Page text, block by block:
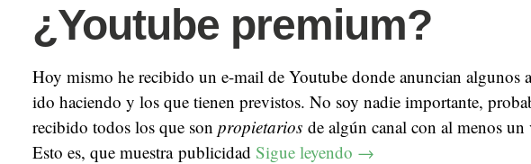
¿Youtube premium?
Hoy mismo he recibido un e-mail de Youtube donde anuncian algunos
ido haciendo y los que tienen previstos. No soy nadie importante,
recibido todos los que son propietarios de algún canal con al menos
Esto es, que muestra publicidad Sigue leyendo →